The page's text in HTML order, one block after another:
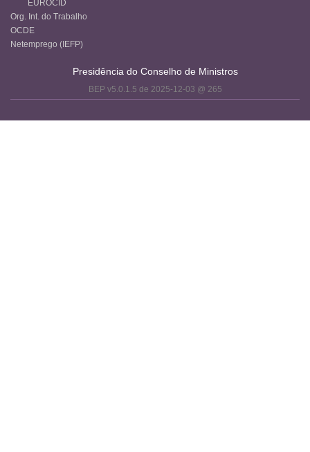
EUROCID
Org. Int. do Trabalho
OCDE
Netemprego (IEFP)
Presidência do Conselho de Ministros
BEP v5.0.1.5 de 2025-12-03 @ 265